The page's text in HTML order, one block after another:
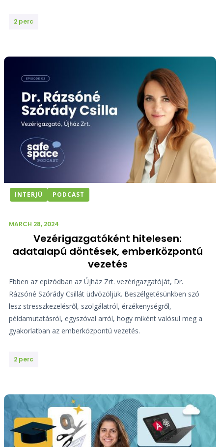
2 perc
INTERJÚ PODCAST
MARCH 28, 2024
Vezérigazgatóként hitelesen:
adatalapú döntések, emberközpontú
vezetés
Ebben az epizódban az Újház Zrt. vezérigazgatóját, Dr.
Rázsóné Szórády Csillát üdvözöljük. Beszélgetésünkben szó
lesz stresszkezelésről, szolgálatról, érzékenységről,
példamutatásról, egyszóval arról, hogy miként valósul meg a
gyakorlatban az emberközpontú vezetés.
2 perc